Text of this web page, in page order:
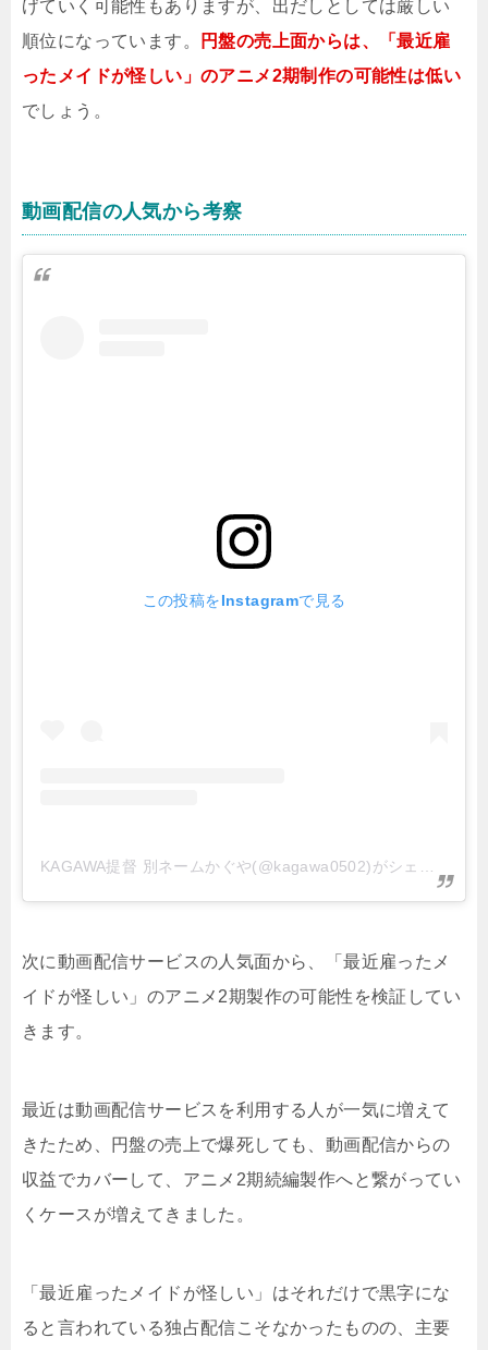
げていく可能性もありますが、出だしとしては厳しい
順位になっています。
円盤の売上面からは、「最近雇
ったメイドが怪しい」のアニメ2期制作の可能性は低い
でしょう。
動画配信の人気から考察
この投稿をInstagramで見る
KAGAWA提督 別ネームかぐや(@kagawa0502)がシェアした投稿
次に動画配信サービスの人気面から、「最近雇ったメ
イドが怪しい」のアニメ2期製作の可能性を検証してい
きます。
最近は動画配信サービスを利用する人が一気に増えて
きたため、円盤の売上で爆死しても、動画配信からの
収益でカバーして、アニメ2期続編製作へと繋がってい
くケースが増えてきました。
「最近雇ったメイドが怪しい」はそれだけで黒字にな
ると言われている独占配信こそなかったものの、主要